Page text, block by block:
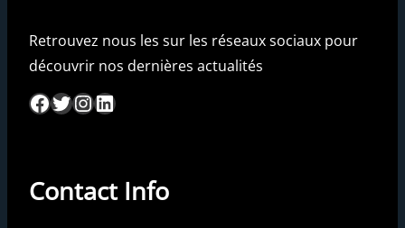
Retrouvez nous les sur les réseaux sociaux pour
découvrir nos dernières actualités
Facebook Twitter InstagramLinkedIn
Contact Info